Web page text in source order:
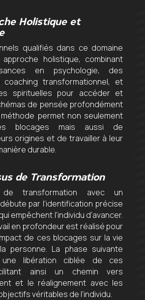
Holistique et
qualifiés dans ce domaine
holistique, combinant
en psychologie, des
transformationnel, et
spirituelles pour accéder et
de pensée profondément
permet non seulement
blocages mais aussi de
origines et de travailler à leur
durable.
de Transformation
transformation avec un
par l’identification précise
empêchent l’individu d’avancer.
en profondeur est réalisé pour
de ces blocages sur la vie
personne. La phase suivante
libération ciblée de ces
ainsi un chemin vers
et le réalignement avec les
véritables de l’individu.